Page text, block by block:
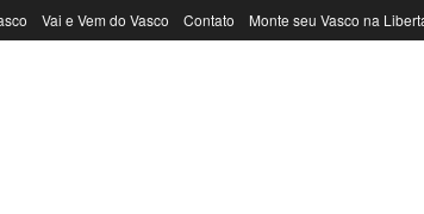
Vai e Vem do Vasco Contato Monte seu Vasco na